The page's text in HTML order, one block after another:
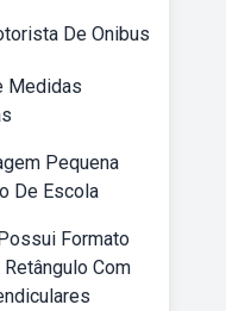
De Onibus
Medidas
Pequena
De Escola
Formato
Com